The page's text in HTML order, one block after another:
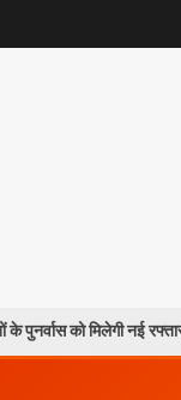
नई रफ्तार